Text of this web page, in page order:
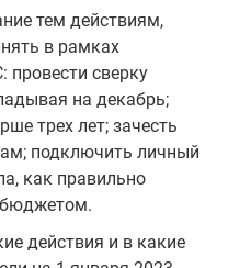
тем действиям,
в рамках
провести сверку
на декабрь;
трех лет; зачесть
подключить личный
как правильно
бюджетом.
действия и в какие